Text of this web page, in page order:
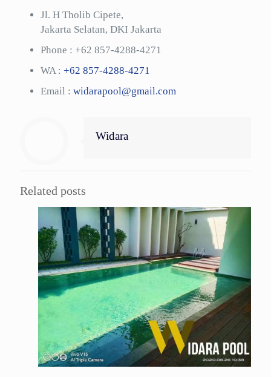
Jl. H Tholib Cipete,
Jakarta Selatan, DKI Jakarta
Phone : +62 857-4288-4271
WA : +62 857-4288-4271
Email : widarapool@gmail.com
Widara
Related posts